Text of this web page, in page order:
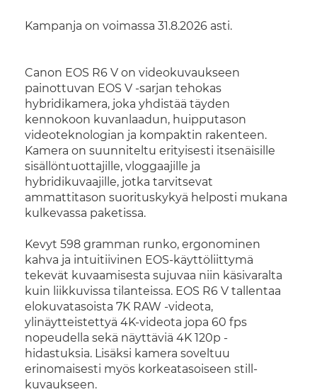
Kampanja on voimassa 31.8.2026 asti.
Canon EOS R6 V on videokuvaukseen
painottuvan EOS V -sarjan tehokas
hybridikamera, joka yhdistää täyden
kennokoon kuvanlaadun, huipputason
videoteknologian ja kompaktin rakenteen.
Kamera on suunniteltu erityisesti itsenäisille
sisällöntuottajille, vloggaajille ja
hybridikuvaajille, jotka tarvitsevat
ammattitason suorituskykyä helposti mukana
kulkevassa paketissa.
Kevyt 598 gramman runko, ergonominen
kahva ja intuitiivinen EOS-käyttöliittymä
tekevät kuvaamisesta sujuvaa niin käsivaralta
kuin liikkuvissa tilanteissa. EOS R6 V tallentaa
elokuvatasoista 7K RAW -videota,
ylinäytteistettyä 4K-videota jopa 60 fps
nopeudella sekä näyttäviä 4K 120p -
hidastuksia. Lisäksi kamera soveltuu
erinomaisesti myös korkeatasoiseen still-
kuvaukseen.